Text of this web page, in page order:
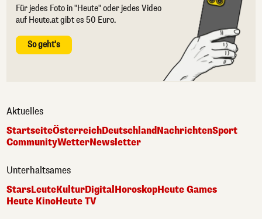
Für jedes Foto in "Heute" oder jedes Video
auf Heute.at gibt es 50 Euro.
So geht's
Aktuelles
StartseiteÖsterreichDeutschlandNachrichtenSport
CommunityWetterNewsletter
Unterhaltsames
StarsLeuteKulturDigitalHoroskopHeute Games
Heute KinoHeute TV